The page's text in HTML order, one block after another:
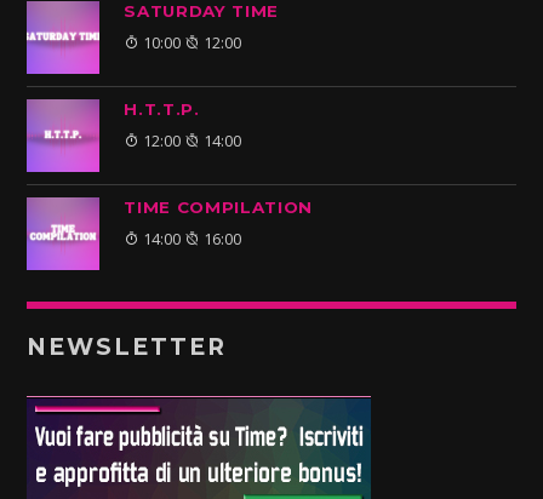
SATURDAY TIME
10:00 12:00
H.T.T.P.
12:00 14:00
TIME COMPILATION
14:00 16:00
NEWSLETTER